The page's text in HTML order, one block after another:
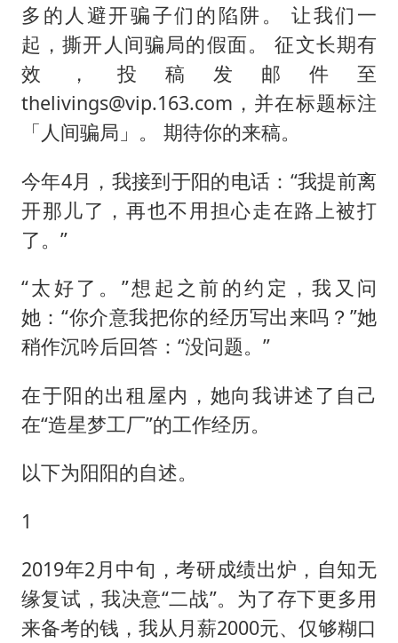
多的人避开骗子们的陷阱。 让我们一
起，撕开人间骗局的假面。 征文长期有
效，投稿发邮件至
thelivings@vip.163.com，并在标题标注
「人间骗局」。 期待你的来稿。
今年4月，我接到于阳的电话：“我提前离
开那儿了，再也不用担心走在路上被打
了。”
“太好了。”想起之前的约定，我又问
她：“你介意我把你的经历写出来吗？”她
稍作沉吟后回答：“没问题。”
在于阳的出租屋内，她向我讲述了自己
在“造星梦工厂”的工作经历。
以下为阳阳的自述。
1
2019年2月中旬，考研成绩出炉，自知无
缘复试，我决意“二战”。为了存下更多用
来备考的钱，我从月薪2000元、仅够糊口